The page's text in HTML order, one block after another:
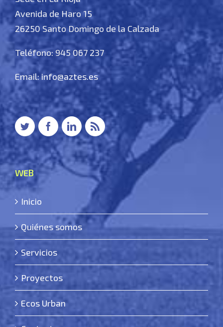
Avenida de Haro 15
26250 Santo Domingo de la Calzada
Teléfono: 945 067 237
Email:info@aztes.es
WEB
Inicio
Quiénes somos
Servicios
Proyectos
Ecos Urban